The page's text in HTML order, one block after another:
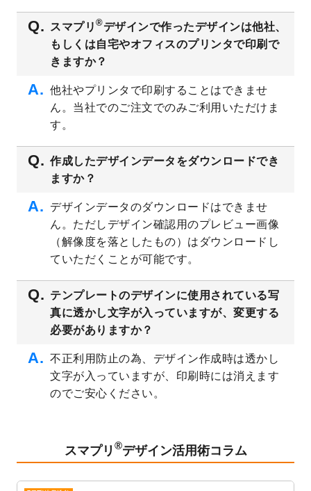
いたしました。
2023/6/12
うちわのデザインテンプレート
を公開いた
しました。
を公開いたしました。
2023/5/9
書類カバー（見積書表紙）のデザインテン
追加しました。
2023/4/20
2023/4/18
セミナー・講演会のチラシデザインテンプ
レートを追加しました。
2023/4/18
スポーツジム・フィットネスクラブのチラ
シデザインテンプレート
2023/3/16
シール・ラベルのデザインテンプレートを
公開いたしました。
2023/3/13
封筒（長3、洋長3、角2）のデザインテンプ
レートを追加しました。
2023/3/13
クリアファイルのデザインテンプレート
追加しました。
2023/3/2
パワーポイント版テンプレートをダウンロ
追加しました。
2023/1/13
4月始まりのカレンダーデザインテンプレー
スマプリ ®デザインで作ったデザインは他社、
もしくは自宅やオフィスのプリンタで印刷で
きますか？
他社やプリンタで印刷することはできませ
ん。当社でのご注文でのみご利用いただけま
す。
作成したデザインデータをダウンロードでき
ますか？
デザインデータのダウンロードはできませ
ん。ただしデザイン確認用のプレビュー画像
（解像度を落としたもの）はダウンロードし
ていただくことが可能です。
テンプレートのデザインに使用されている写
真に透かし文字が入っていますが、変更する
必要がありますか？
不正利用防止の為、デザイン作成時は透かし
文字が入っていますが、印刷時には消えます
のでご安心ください。
スマプリ ®デザイン活用術コラム